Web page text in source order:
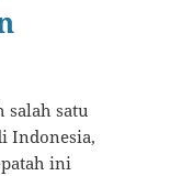
Indonesia,
ini